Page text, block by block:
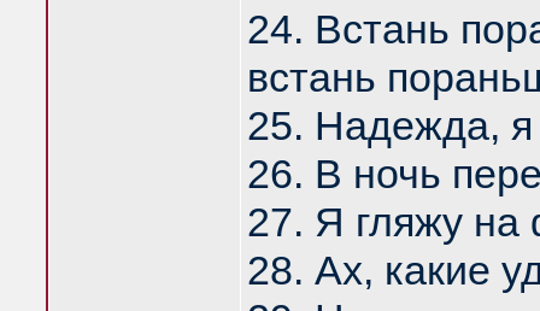
24. Встань
встань
25. Надежда, я
26. В ночь
27. Я гляжу на
28. Ах, какие